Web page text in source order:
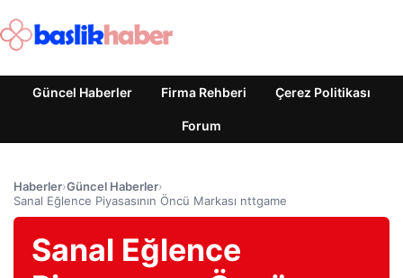
Güncel Haberler Firma Rehberi Çerez Politikası
Forum
Haberler›Güncel Haberler›
Sanal Eğlence Piyasasının Öncü Markası nttgame
Sanal Eğlence